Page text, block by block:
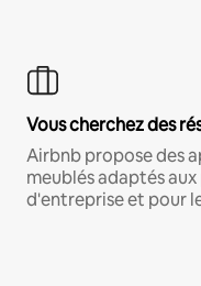
Vous cherchez des
Airbnb propose des
meublés adaptés
d'entreprise et pour